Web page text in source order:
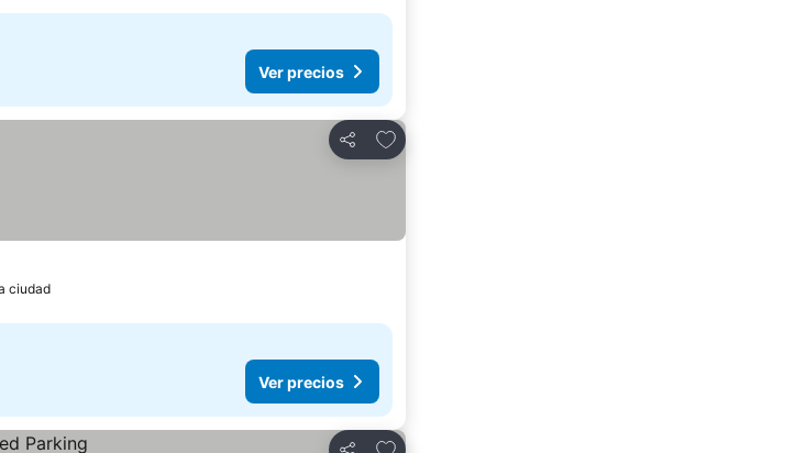
Ver precios
Compartir
Agregar a favoritos
ciudad
Ver precios
Agregar a favoritos